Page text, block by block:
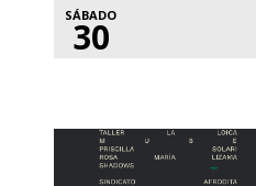
SÁBADO
30